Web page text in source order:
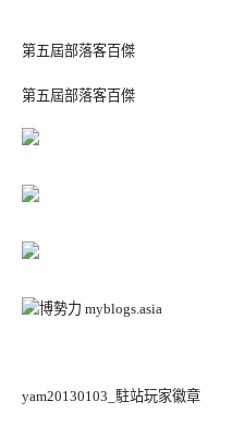
第五屆部落客百傑
第五屆部落客百傑
yam20130103_駐站玩家徽章